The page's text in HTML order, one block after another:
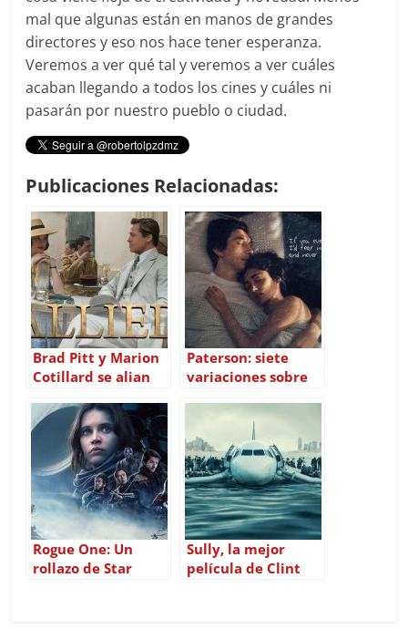
mal que algunas están en manos de grandes
directores y eso nos hace tener esperanza.
Veremos a ver qué tal y veremos a ver cuáles
acaban llegando a todos los cines y cuáles ni
pasarán por nuestro pueblo o ciudad.
Publicaciones Relacionadas:
Brad Pitt y Marion
Cotillard se alian
de espías en
«Aliados»
Paterson: siete
variaciones sobre
Rogue One: Un
rollazo de Star
Sully, la mejor
película de Clint